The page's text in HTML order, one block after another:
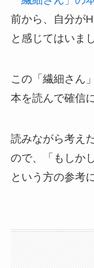
前から、自分が
と感じてはいま
この「繊細さん
本を読んで確信
読みながら考え
ので、「もしか
という方の参考